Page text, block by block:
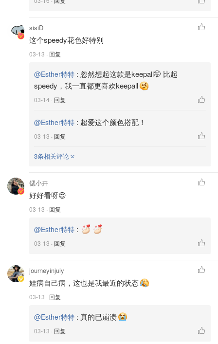
sisiD
这个speedy花色好特别
03-13 · 回复
@Esther特特 : 忽然想起这款是keepall🤭 比起
speedy，我一直都更喜欢keepall
03-14 · 回复
@Esther特特 : 超爱这个颜色搭配！
03-13 · 回复
3条相关评论
偲小卉
好好看呀😍
03-13 · 回复
@Esther特特 :
03-13 · 回复
journeyinjuly
娃病自己病，这也是我最近的状态
03-13 · 回复
@Esther特特 : 真的已崩溃
03-13 · 回复